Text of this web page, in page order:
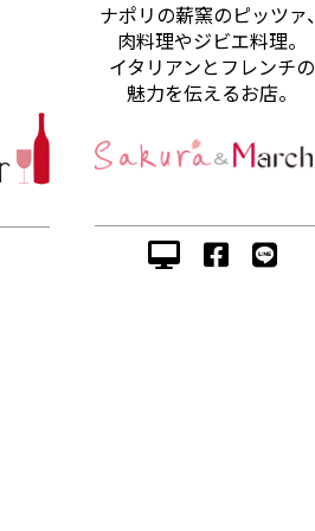
ナポリの薪窯のピッツァ、
肉料理やジビエ料理。
イタリアンとフレンチの
魅力を伝えるお店。